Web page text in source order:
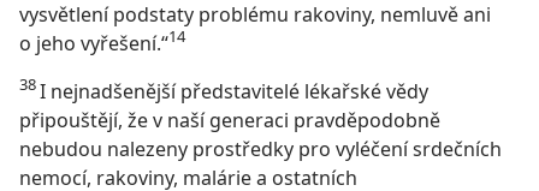
vysvětlení podstaty problému rakoviny, nemluvě ani
o jeho vyřešení.“14
38I nejnadšenější představitelé lékařské vědy
připouštějí, že v naší generaci pravděpodobně
nebudou nalezeny prostředky pro vyléčení srdečních
nemocí, rakoviny, malárie a ostatních